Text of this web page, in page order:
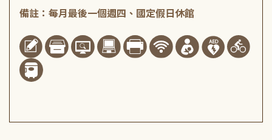
備註：每月最後一個週四、國定假日休館